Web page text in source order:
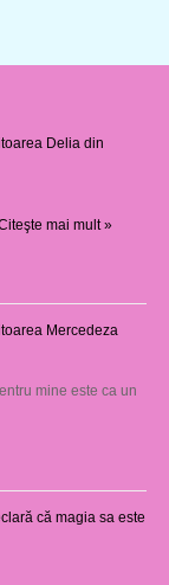
Delia din
mai mult »
Mercedeza
mine este ca un
că magia sa este